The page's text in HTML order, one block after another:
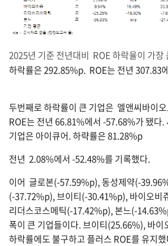
2025년 기준 전년대비 ROE 하락율이 가장
하락률은 292.85%p. ROE는 전년 307.83
두번째로 하락률이 큰 기업은 엘앤씨바이
ROE는 전년 66.81%에서 -57.68%가 됐다
기업은 아이큐어. 하략률은 81.28%p
전년 2.08%에서 -52.48%를 기록했다.
이어 글로본(-57.59%p), 동성제약(-
(-37.72%p), 브이티(-30.41%p), 바이오비
리더스코스메틱(-17.42%p), 본느(-
폭이 큰 기업들이다. 브이티(25.66%), 바
하락률에도 불구하고 플러스 ROE를 유지